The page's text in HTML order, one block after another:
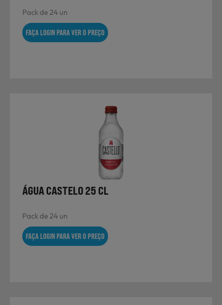
Pack de 24 un
FAÇA LOGIN PARA VER O PREÇO
ÁGUA CASTELO 25 CL
Pack de 24 un
FAÇA LOGIN PARA VER O PREÇO